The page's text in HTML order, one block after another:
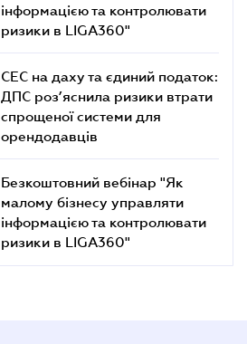
інформацією та контролювати
ризики в LIGA360"
СЕС на даху та єдиний податок:
ДПС роз’яснила ризики втрати
спрощеної системи для
орендодавців
Безкоштовний вебінар "Як
малому бізнесу управляти
інформацією та контролювати
ризики в LIGA360"